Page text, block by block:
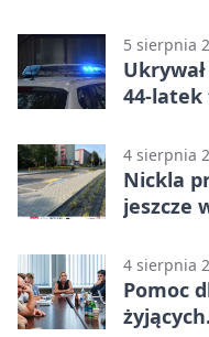
5 sierpnia
44-latek
4 sierpnia
Nickla
jeszcze
4 sierpnia
Pomoc